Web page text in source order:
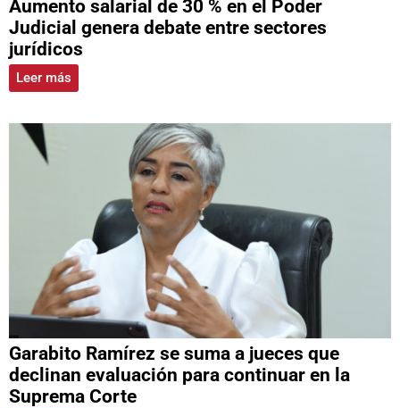
Aumento salarial de 30 % en el Poder
Judicial genera debate entre sectores
jurídicos
Leer más
Garabito Ramírez se suma a jueces que
declinan evaluación para continuar en la
Suprema Corte